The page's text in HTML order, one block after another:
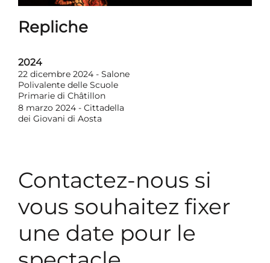
Repliche
2024
22 dicembre 2024 - Salone
Polivalente delle Scuole
Primarie di Châtillon
8 marzo 2024 - Cittadella
dei Giovani di Aosta
Contactez-nous si
vous souhaitez fixer
une date pour le